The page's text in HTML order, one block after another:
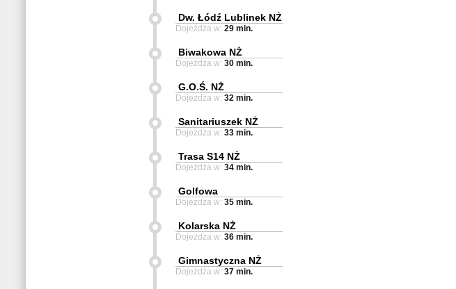
Dw. Łódź Lublinek NŻ
Dojeżdża w: 29 min.
Biwakowa NŻ
Dojeżdża w: 30 min.
G.O.Ś. NŻ
Dojeżdża w: 32 min.
Sanitariuszek NŻ
Dojeżdża w: 33 min.
Trasa S14 NŻ
Dojeżdża w: 34 min.
Golfowa
Dojeżdża w: 35 min.
Kolarska NŻ
Dojeżdża w: 36 min.
Gimnastyczna NŻ
Dojeżdża w: 37 min.